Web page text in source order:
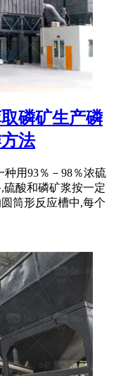
磷矿生产磷
法
种用93％－98％浓硫
酸和磷矿浆按一定
筒形反应槽中,每个